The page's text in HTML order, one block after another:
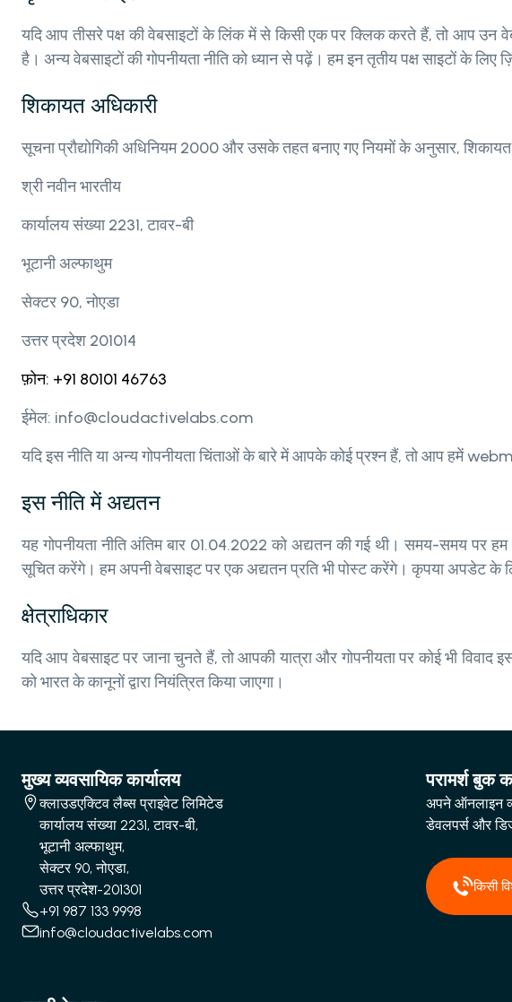
यदि आप तीसरे पक्ष की वेबसाइटों के लिंक में से किसी एक पर क्लिक करते हैं, तो आप उन
है। अन्य वेबसाइटों की गोपनीयता नीति को ध्यान से पढ़ें। हम इन तृतीय पक्ष साइटों के लिए
शिकायत अधिकारी
सूचना प्रौद्योगिकी अधिनियम 2000 और उसके तहत बनाए गए नियमों के अनुसार, शिकायत
श्री नवीन भारतीय
कार्यालय संख्या 2231, टावर-बी
भूटानी अल्फाथुम
सेक्टर 90, नोएडा
उत्तर प्रदेश 201014
फ़ोन: +91 80101 46763
ईमेल: info@cloudactivelabs.com
यदि इस नीति या अन्य गोपनीयता चिंताओं के बारे में आपके कोई प्रश्न हैं, तो आप हमें
इस नीति में अद्यतन
यह गोपनीयता नीति अंतिम बार 01.04.2022 को अद्यतन की गई थी। समय-समय पर
सूचित करेंगे। हम अपनी वेबसाइट पर एक अद्यतन प्रति भी पोस्ट करेंगे। कृपया अपडेट के
क्षेत्राधिकार
यदि आप वेबसाइट पर जाना चुनते हैं, तो आपकी यात्रा और गोपनीयता पर कोई भी
को भारत के कानूनों द्वारा नियंत्रित किया जाएगा।
मुख्य व्यवसायिक कार्यालय
क्लाउडएक्टिव लैब्स प्राइवेट लिमिटेड
कार्यालय संख्या 2231, टावर-बी,
भूटानी अल्फाथुम,
सेक्टर 90, नोएडा,
उत्तर प्रदेश-201301
+91 987 133 9998
info@cloudactivelabs.com
परामर्श बुक
अपने ऑनलाइन
डेवलपर्स और
किसी